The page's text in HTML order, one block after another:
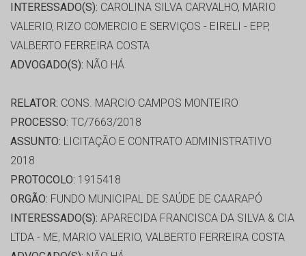
INTERESSADO(S): CAROLINA SILVA CARVALHO, MARIO
VALERIO, RIZO COMERCIO E SERVIÇOS - EIRELI - EPP,
VALBERTO FERREIRA COSTA
ADVOGADO(S): NÃO HÁ
RELATOR: CONS. MARCIO CAMPOS MONTEIRO
PROCESSO: TC/7663/2018
ASSUNTO: LICITAÇÃO E CONTRATO ADMINISTRATIVO
2018
PROTOCOLO: 1915418
ORGÃO: FUNDO MUNICIPAL DE SAÚDE DE CAARAPÓ
INTERESSADO(S): APARECIDA FRANCISCA DA SILVA & CIA
LTDA - ME, MARIO VALERIO, VALBERTO FERREIRA COSTA